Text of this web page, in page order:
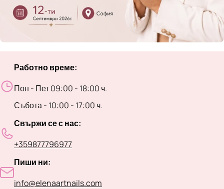
Работно време:
Пон - Пет 09:00 - 18:00 ч.
Събота - 10:00 - 17:00 ч.
Свържи се с нас:
+359877796977
Пиши ни:
info@elenaartnails.com